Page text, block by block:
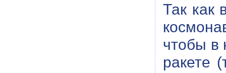
Так как
чтобы в
ракете